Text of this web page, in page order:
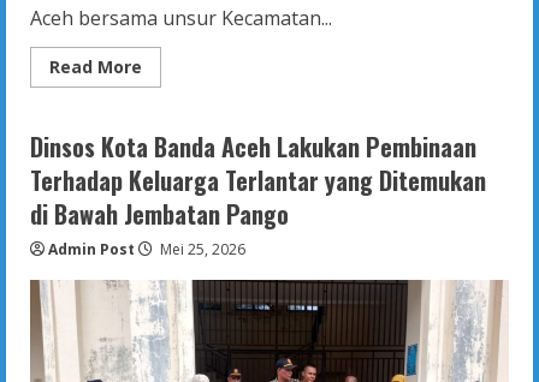
Aceh bersama unsur Kecamatan...
Read More
more
PMKS
di
Bawah
Jembatan
Pango,
Satu
Dibawa
Rumah
Singgah
Dinsos Kota Banda Aceh Lakukan Pembinaan
Terhadap Keluarga Terlantar yang Ditemukan
di Bawah Jembatan Pango
Admin Post Mei 25, 2026